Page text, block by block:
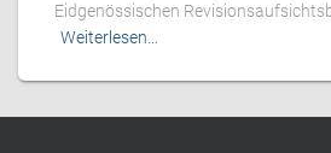
Eidgenössischen
Weiterlesen…